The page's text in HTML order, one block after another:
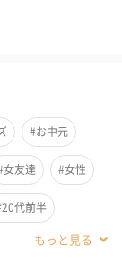
を同時に楽しめ
ようにアレン
ことから、パー
#お中元
女友達 #女性
代前半